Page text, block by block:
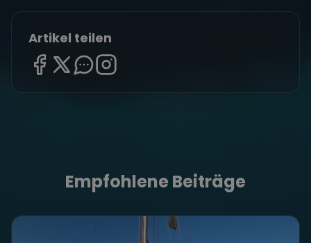
Artikel teilen
Empfohlene Beiträge